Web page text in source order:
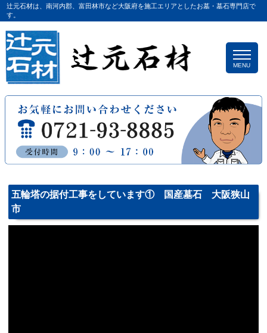
辻󠄀元石材は、南河内郡、富田林市など大阪府を施工エリアとしたお墓・墓石専門店で
す。
MENU
五輪塔の据付工事をしています① 国産墓石 大阪狭山
市